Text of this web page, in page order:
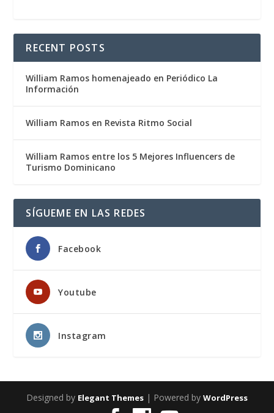
RECENT POSTS
William Ramos homenajeado en Periódico La
Información
William Ramos en Revista Ritmo Social
William Ramos entre los 5 Mejores Influencers de
Turismo Dominicano
SÍGUEME EN LAS REDES
Facebook
Youtube
Instagram
Designed by Elegant Themes | Powered by WordPress